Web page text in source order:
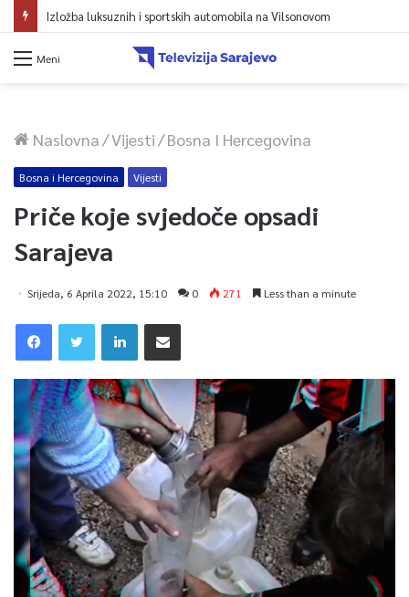
Izložba luksuznih i sportskih automobila na Vilsonovom
Meni
Naslovna/Vijesti/Bosna I Hercegovina
Bosna i Hercegovina Vijesti
Priče koje svjedoče opsadi
Sarajeva
Srijeda, 6 Aprila 2022, 15:10 0 271 Less than a minute